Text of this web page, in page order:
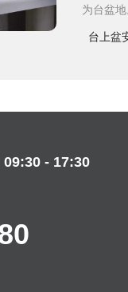
为台盆
台上盆
09:30 - 17:30